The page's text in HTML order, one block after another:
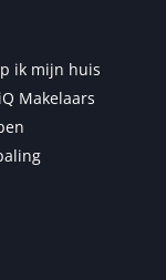
ik mijn huis
Makelaars